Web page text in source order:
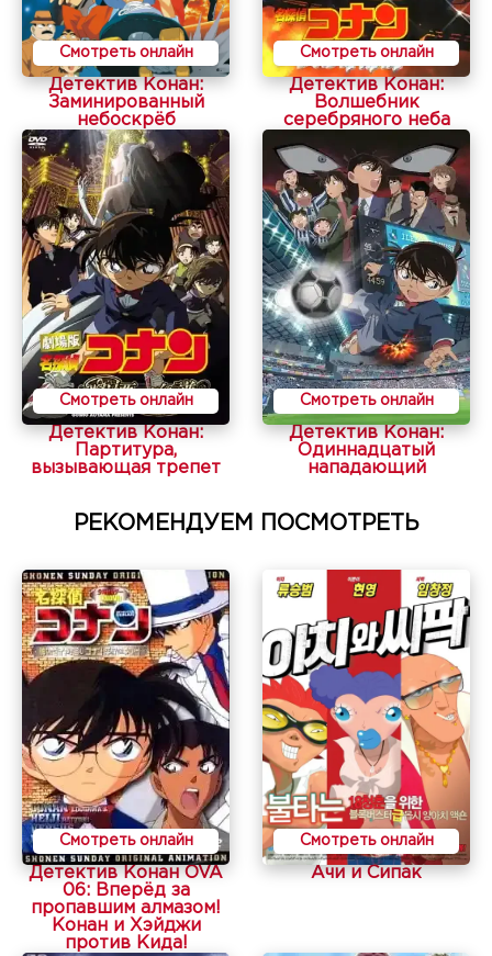
Смотреть онлайн
Детектив Конан:
Заминированный
небоскрёб
Смотреть онлайн
Детектив Конан:
Волшебник
серебряного неба
Смотреть онлайн
Детектив Конан:
Партитура,
вызывающая трепет
Смотреть онлайн
Детектив Конан:
Одиннадцатый
нападающий
РЕКОМЕНДУЕМ ПОСМОТРЕТЬ
Смотреть онлайн
Детектив Конан OVA
06: Вперёд за
пропавшим алмазом!
Конан и Хэйджи
против Кида!
Смотреть онлайн
Ачи и Сипак